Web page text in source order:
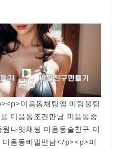
미음동채팅앱 미팅불팅
미음동조건만남 미음동중
나잇채팅 미음동술친구 미
미음동비밀만남</p><p>미